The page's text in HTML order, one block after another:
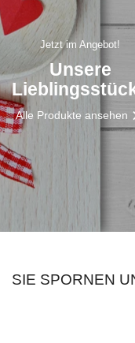
Jetzt im Angebot!
Unsere
Alle Produkte ansehen
SIE SPORNEN